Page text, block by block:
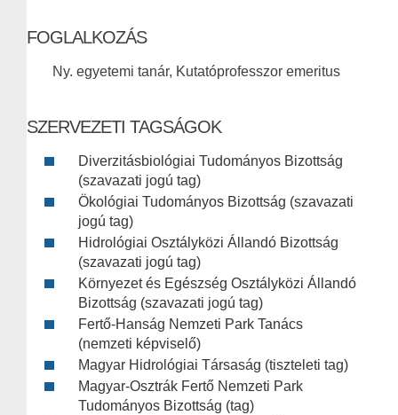
FOGLALKOZÁS
Ny. egyetemi tanár, Kutatóprofesszor emeritus
SZERVEZETI TAGSÁGOK
Diverzitásbiológiai Tudományos Bizottság
(szavazati jogú tag)
Ökológiai Tudományos Bizottság (szavazati
jogú tag)
Hidrológiai Osztályközi Állandó Bizottság
(szavazati jogú tag)
Környezet és Egészség Osztályközi Állandó
Bizottság (szavazati jogú tag)
Fertő-Hanság Nemzeti Park Tanács
(nemzeti képviselő)
Magyar Hidrológiai Társaság (tiszteleti tag)
Magyar-Osztrák Fertő Nemzeti Park
Tudományos Bizottság (tag)